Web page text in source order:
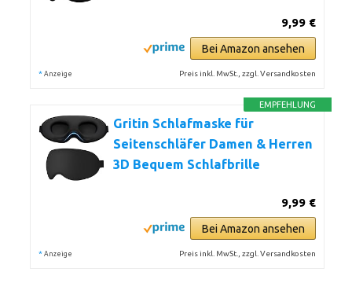
9,99 €
Bei Amazon ansehen
* Anzeige Preis inkl. MwSt., zzgl. Versandkosten
EMPFEHLUNG
Gritin Schlafmaske für
Seitenschläfer Damen & Herren
3D Bequem Schlafbrille
9,99 €
Bei Amazon ansehen
* Anzeige Preis inkl. MwSt., zzgl. Versandkosten